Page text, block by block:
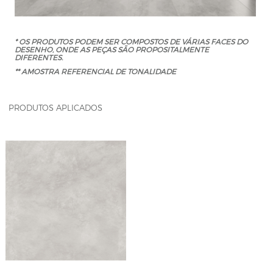
* OS PRODUTOS PODEM SER COMPOSTOS DE VÁRIAS FACES DO
DESENHO, ONDE AS PEÇAS SÃO PROPOSITALMENTE
DIFERENTES.
** AMOSTRA REFERENCIAL DE TONALIDADE
PRODUTOS APLICADOS